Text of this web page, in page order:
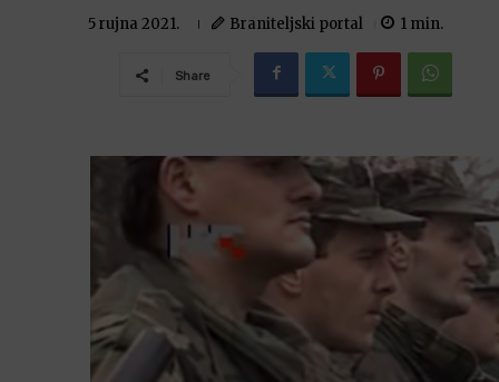
5 rujna 2021. Braniteljski portal 1 min.
Share